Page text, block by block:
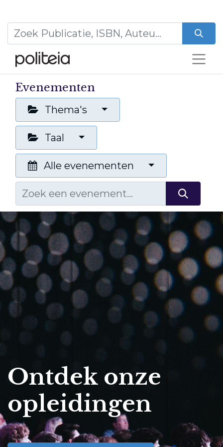
Evenementen
Thema's
Taal
Alle evenementen
Ontdek onze
opleidingen